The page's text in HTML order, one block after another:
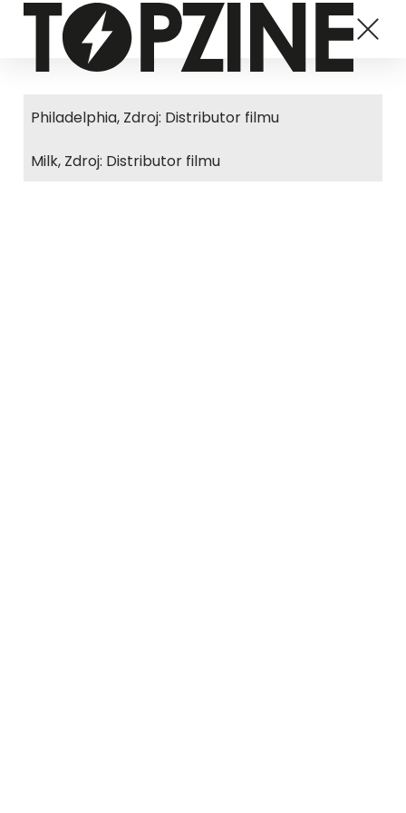
Philadelphia, Zdroj: Distributor filmu
Milk, Zdroj: Distributor filmu